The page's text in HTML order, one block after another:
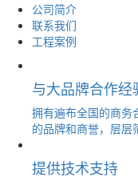
公司简介
联系我们
工程案例
与大品牌合作经
拥有遍布全国的商务
的品牌和商誉，层层
提供技术支持